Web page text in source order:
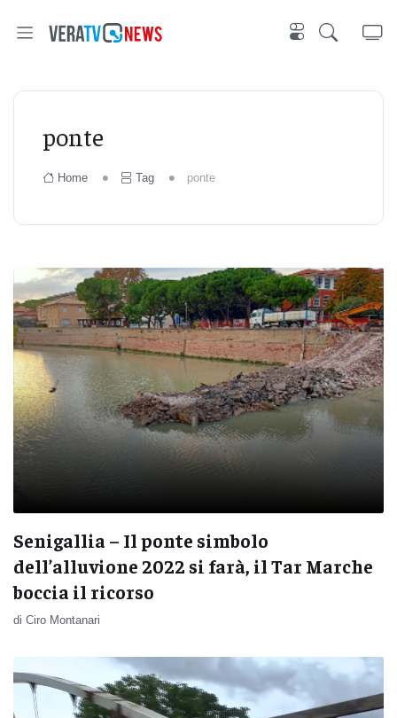
ponte
Home Tag ponte
Senigallia – Il ponte simbolo
dell’alluvione 2022 si farà, il Tar Marche
boccia il ricorso
di Ciro Montanari